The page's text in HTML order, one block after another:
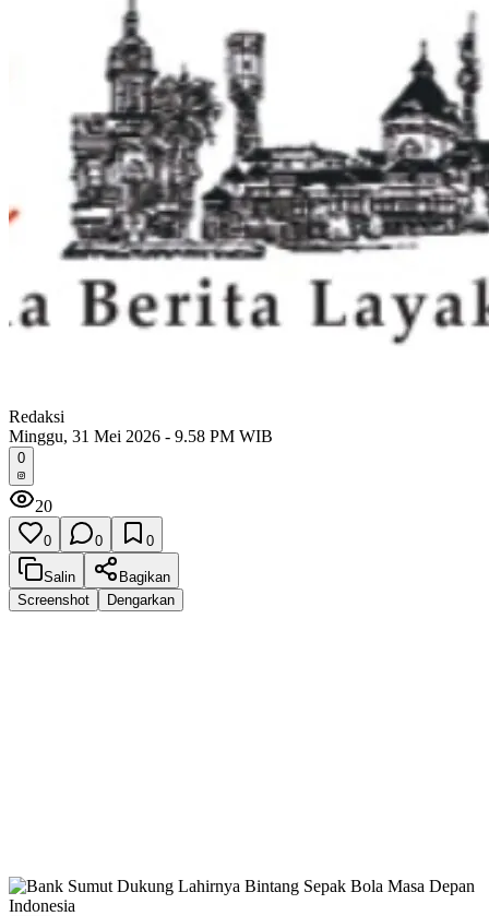
Redaksi
Minggu, 31 Mei 2026 - 9.58 PM WIB
0
20
0 0 0
Salin
Bagikan
Screenshot
Dengarkan